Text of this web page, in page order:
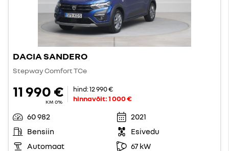
DACIA SANDERO
Stepway Comfort TCe
11 990 €
KM 0%
hind:12 990 €
hinnavõit:1 000 €
60 982
2021
Bensiin
Esivedu
Automaat
67 kW